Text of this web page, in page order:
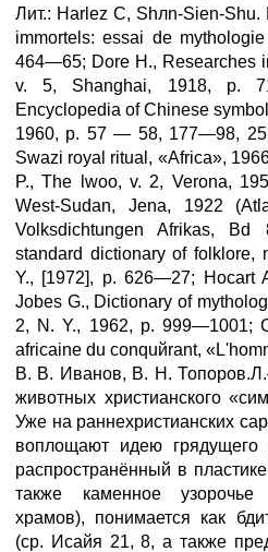
Лит.: Harlez С, Shлn-Sien-
immortels: essai de
464—65; Dore H., Researches
v. 5, Shanghai, 1918, p.
Encyclopedia of Chinese
1960, p. 57 — 58, 177—98,
Swazi royal ritual, «Africa»,
P., The lwoo, v. 2, Verona,
West-Sudan, Jena, 1922
Volksdichtungen Afrikas,
standard dictionary of folklore,
Y., [1972], p. 626—27; Hocart
Jоbes G., Dictionary of
2, N. Y., 1962, p. 999—1001;
africaine du conquйrant,
В. В. Иванов, В. Н.
животных христианского
Уже на раннехристианских
воплощают идею грядущего
распространённый в
также каменное узорочье
храмов), понимается как
(ср. Исайя 21, 8, а также